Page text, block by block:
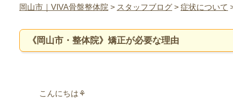
岡山市｜VIVA骨盤整体院 > スタッフブログ > 症状について
《岡山市・整体院》矯正が必要な理由
こんにちは⚘